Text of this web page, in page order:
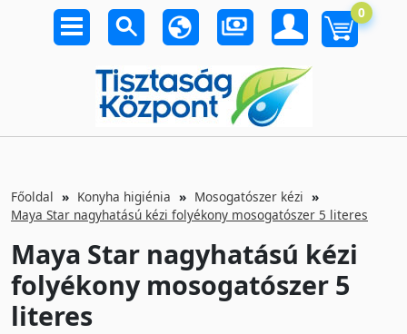
0
Főoldal Konyha higiénia
Mosogatószer kézi
Maya Star nagyhatású kézi folyékony mosogatószer 5 literes
Maya Star nagyhatású kézi
folyékony mosogatószer 5
literes